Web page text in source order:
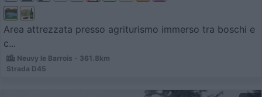
Area attrezzata presso agriturismo immerso tra boschi e
c...
Neuvy le Barrois - 361.8km
Strada D45